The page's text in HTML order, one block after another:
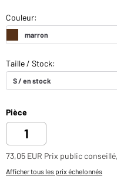
Pièce
73,05 EUR Prix public
Afficher tous les prix échelonnés